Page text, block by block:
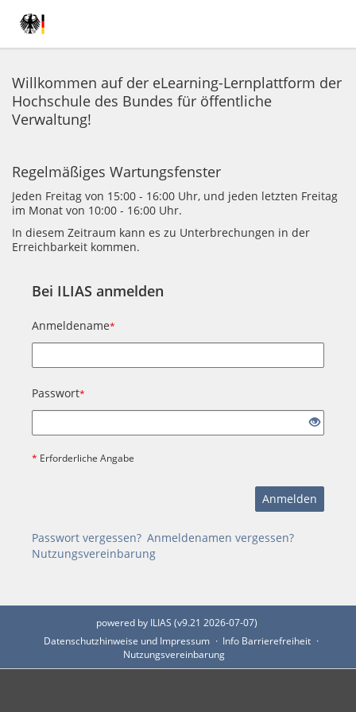
Willkommen auf der eLearning-Lernplattform der
Hochschule des Bundes für öffentliche
Verwaltung!
Regelmäßiges Wartungsfenster
Jeden Freitag von 15:00 - 16:00 Uhr, und jeden letzten Freitag
im Monat von 10:00 - 16:00 Uhr.
In diesem Zeitraum kann es zu Unterbrechungen in der
Erreichbarkeit kommen.
Bei ILIAS anmelden
Anmeldename*
Passwort*
* Erforderliche Angabe
Anmelden
Passwort vergessen? Anmeldenamen vergessen?
Nutzungsvereinbarung
powered by ILIAS (v9.21 2026-07-07)
Datenschutzhinweise und Impressum
Info Barrierefreiheit
Nutzungsvereinbarung